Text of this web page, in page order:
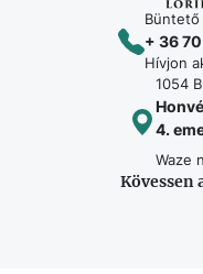
Büntető
+ 36
Hívjon
1054
4.
Waze
Kövessen